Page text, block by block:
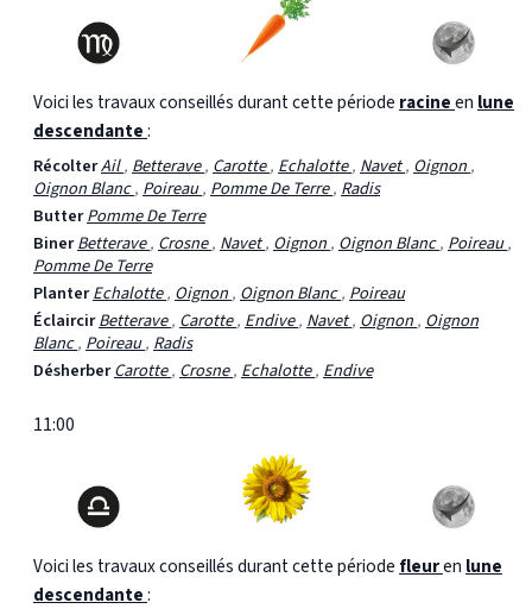
Voici les travaux conseillés durant cette période racineen lune
descendante:
RécolterAil,Betterave,Carotte,Echalotte,Navet,Oignon,
Oignon Blanc,Poireau,Pomme De Terre,Radis
ButterPomme De Terre
BinerBetterave,Crosne,Navet,Oignon,Oignon Blanc,Poireau,
Pomme De Terre
PlanterEchalotte,Oignon,Oignon Blanc,Poireau
ÉclaircirBetterave,Carotte,Endive,Navet,Oignon,Oignon
Blanc,Poireau,Radis
DésherberCarotte,Crosne,Echalotte,Endive
11:00
Voici les travaux conseillés durant cette période fleuren lune
descendante: